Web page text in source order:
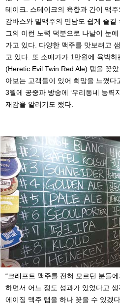
테이크. 스테이크의 육향과 간이 맥
감바스와 밀맥주의 만남도 쉽게 즐길
그의 이런 노력 덕분으로 나날이 눈
가고 있다. 다양한 맥주를 맛보려고
고 있다. 또 소매가가 1만원에 육박
(Heretic Evil Twin Red Ale) 탭을 꽂
아보는 고객들이 있어 희망을 느꼈
3월에 공중파 방송에 ‘우리동네 능력
재감을 알리기도 했다.
“크래프트 맥주를 전혀 모르던 분들
하면서 어느 정도 성과가 있었다고
에이징 맥주 탭을 하나 꽂을 수 있겠